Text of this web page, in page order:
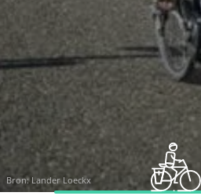
Bron: Lander Loeckx